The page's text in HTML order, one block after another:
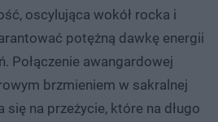
oscylująca wokół rocka i
potężną dawkę energii
Połączenie awangardowej
brzmieniem w sakralnej
na przeżycie, które na długo